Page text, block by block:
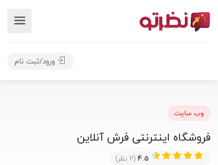
ورود/ثبت نام
وب سایت
فروشگاه اینترنتی فرش آنلاین
4.5 (2 نظر)